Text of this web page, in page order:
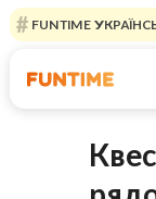
FUNTIME